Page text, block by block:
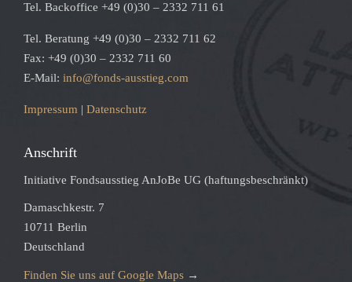
Tel. Backoffice +49 (0)30 – 2332 711 61
Tel. Beratung +49 (0)30 – 2332 711 62
Fax: +49 (0)30 – 2332 711 60
E-Mail: info@fonds-ausstieg.com
Impressum | Datenschutz
Anschrift
Initiative Fondsausstieg AnJoBe UG (haftungsbeschränkt)
Damaschkestr. 7
10711 Berlin
Deutschland
Finden Sie uns auf Google Maps →